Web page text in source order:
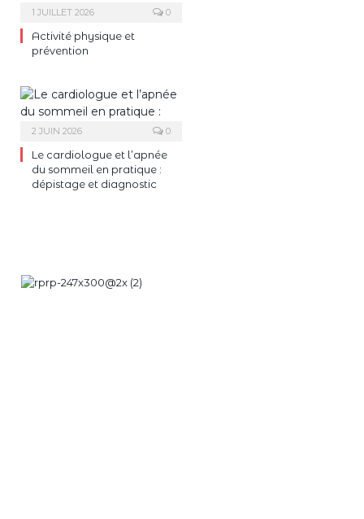
1 JUILLET 2026 0
Activité physique et
prévention
2 JUIN 2026 0
Le cardiologue et l’apnée
du sommeil en pratique :
dépistage et diagnostic